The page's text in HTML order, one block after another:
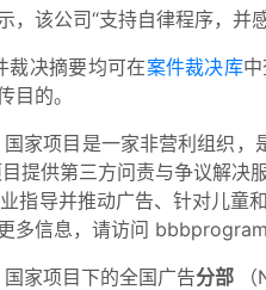
，该公司“支持自律程序，并
裁决摘要均可在案件裁决库
目的。
国家项目是一家非营利组织
提供第三方问责与争议解决
指导并推动广告、针对儿
多信息，请访问
国家项目下的全国广告分部